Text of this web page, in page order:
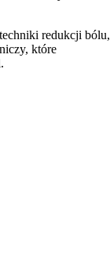
redukcji bólu,
które